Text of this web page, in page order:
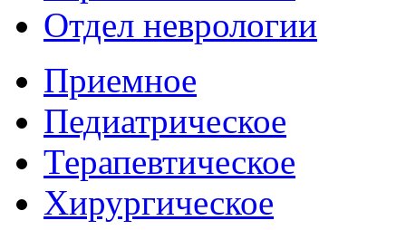
Отдел неврологии
Приемное
Педиатрическое
Терапевтическое
Хирургическое